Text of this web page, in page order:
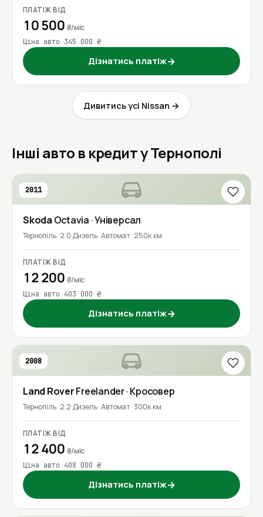
ПЛАТІЖ ВІД
10 500 ₴/міс
Ціна авто 345 000 ₴
Дізнатись платіж→
Дивитись усі Nissan →
Інші авто в кредит у Тернополі
2011
Skoda Octavia · Універсал
Тернопіль 2.0 Дизель Автомат 250к км
ПЛАТІЖ ВІД
12 200 ₴/міс
Ціна авто 403 000 ₴
Дізнатись платіж→
2008
Land RoverFreelander· Кросовер
Тернопіль 2.2 Дизель Автомат 300к км
ПЛАТІЖ ВІД
12 400 ₴/міс
Ціна авто 408 000 ₴
Дізнатись платіж→